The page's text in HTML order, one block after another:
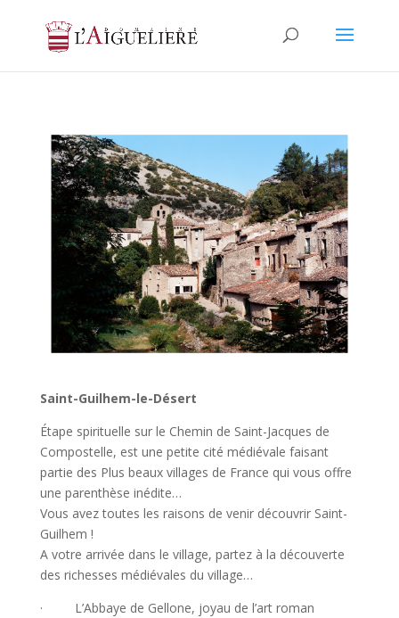
Saint-Guilhem-le-Désert
Étape spirituelle sur le Chemin de Saint-Jacques de
Compostelle, est une petite cité médiévale faisant
partie des Plus beaux villages de France qui vous offre
une parenthèse inédite…
Vous avez toutes les raisons de venir découvrir Saint-
Guilhem !
A votre arrivée dans le village, partez à la découverte
des richesses médiévales du village…
· L’Abbaye de Gellone, joyau de l’art roman